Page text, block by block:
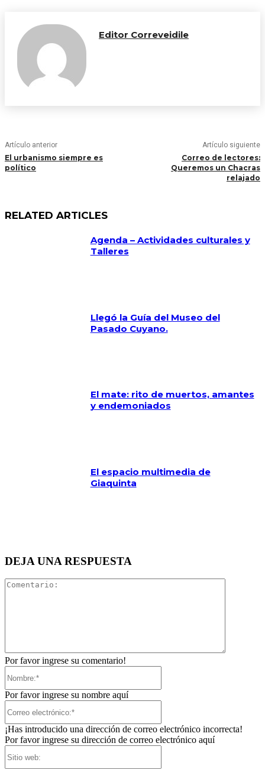
Editor Correveidile
Artículo anterior
El urbanismo siempre es
político
Artículo siguiente
Correo de lectores:
Queremos un Chacras
relajado
RELATED ARTICLES
Agenda – Actividades culturales y
Talleres
Llegó la Guía del Museo del
Pasado Cuyano.
El mate: rito de muertos, amantes
y endemoniados
El espacio multimedia de
Giaquinta
DEJA UNA RESPUESTA
Por favor ingrese su comentario!
Por favor ingrese su nombre aquí
¡Has introducido una dirección de correo electrónico incorrecta!
Por favor ingrese su dirección de correo electrónico aquí